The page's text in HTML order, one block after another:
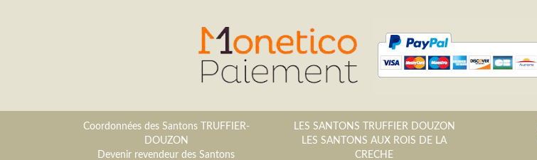
Coordonnées des Santons TRUFFIER-
DOUZON
Devenir revendeur des Santons
LES SANTONS TRUFFIER DOUZON
LES SANTONS AUX ROIS DE LA
CRECHE